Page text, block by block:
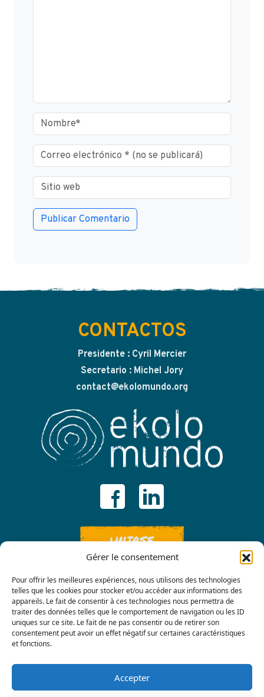
Gérer le consentement
Pour offrir les meilleures expériences, nous utilisons des technologies
telles que les cookies pour stocker et/ou accéder aux informations des
appareils. Le fait de consentir à ces technologies nous permettra de
traiter des données telles que le comportement de navigation ou les ID
uniques sur ce site. Le fait de ne pas consentir ou de retirer son
consentement peut avoir un effet négatif sur certaines caractéristiques
et fonctions.
Accepter
CONTACTOS
Presidente : Cyril Mercier
Secretario : Michel Jory
contact@ekolomundo.org
UNIRSE
Contáctenos